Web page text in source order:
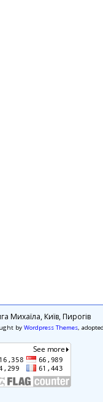
Михаїла, Київ, Пирогів
by Wordpress Themes,